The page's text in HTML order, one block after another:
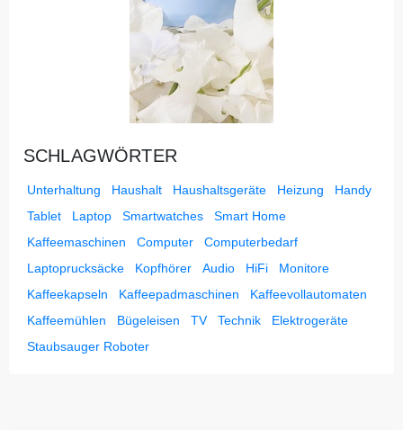
SCHLAGWÖRTER
Unterhaltung Haushalt Haushaltsgeräte Heizung
Handy
Tablet
Laptop Smartwatches
Smart Home
Kaffeemaschinen
Computer
Computerbedarf
Laptoprucksäcke
Kopfhörer Audio HiFi
Monitore
Kaffeekapseln
Kaffeepadmaschinen
Kaffeevollautomaten
Kaffeemühlen
Bügeleisen TV Technik
Elektrogeräte
Staubsauger Roboter